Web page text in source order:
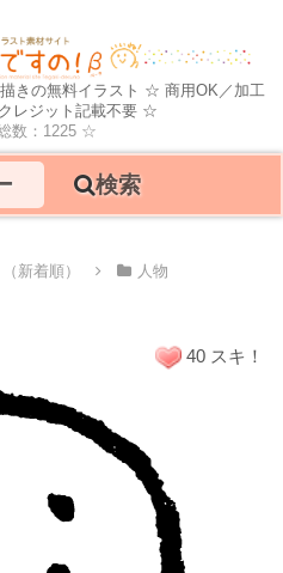
きの無料イラスト ☆ 商用OK／加工
レジット記載不要 ☆
数：1225 ☆
検索
新着順） 人物
40 スキ！